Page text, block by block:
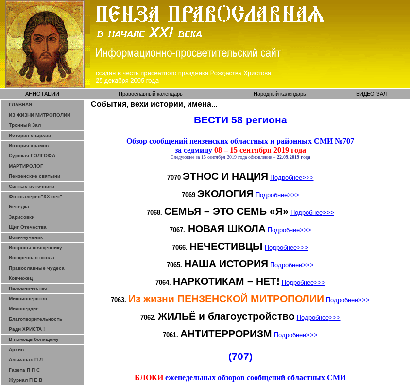
АННОТАЦИИ Православный календарь Народный календарь ВИДЕО-ЗАЛ
ГЛАВНАЯ
ИЗ ЖИЗНИ МИТРОПОЛИИ
Тронный Зал
История епархии
История храмов
Сурская ГОЛГОФА
МАРТИРОЛОГ
Пензенские святыни
Святые источники
Фотогалерея"ХХ век"
Беседка
Зарисовки
Щит Отечества
Воин-мученик
Вопросы священнику
Воскресная школа
Православные чудеса
Ковчежец
Паломничество
Миссионерство
Милосердие
Благотворительность
Ради ХРИСТА !
В помощь болящему
Архив
Альманах П Л
Газета П П С
Журнал П Е В
События, вехи истории, имена...
ВЕСТИ 58 региона
Обзор сообщений пензенских областных и районных СМИ №707
за седмицу08 – 15 сентября 2019 года
Следующее за 15 сентября 2019 года обновление –22.09.2019 года
7070 ЭТНОС И НАЦИЯ Подробнее>>>
7069 ЭКОЛОГИЯ Подробнее>>>
7068. СЕМЬЯ – ЭТО СЕМЬ «Я» Подробнее>>>
7067. НОВАЯ ШКОЛА Подробнее>>>
7066. НЕЧЕСТИВЦЫ Подробнее>>>
7065. НАША ИСТОРИЯ Подробнее>>>
7064. НАРКОТИКАМ – НЕТ! Подробнее>>>
7063. Из жизни ПЕНЗЕНСКОЙ МИТРОПОЛИИ Подробнее>>>
7062. ЖИЛЬЁ и благоустройство Подробнее>>>
7061. АНТИТЕРРОРИЗМ Подробнее>>>
(707)
БЛОКИ еженедельных обзоров сообщений областных СМИ